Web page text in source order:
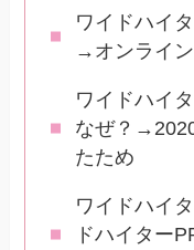
ワイドハイ
→オンライ
ワイドハイ
なぜ？
たため
ワイドハイ
ドハイター